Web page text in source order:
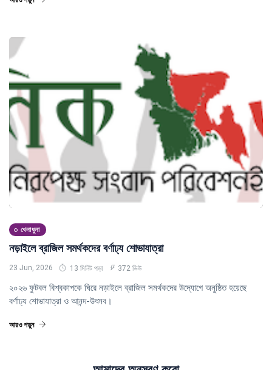
খেলাধুলা
নড়াইলে ব্রাজিল সমর্থকদের বর্ণাঢ্য শোভাযাত্রা
23 Jun, 2026 13 মিনিট পড়া 372 ভিউ
২০২৬ ফুটবল বিশ্বকাপকে ঘিরে নড়াইলে ব্রাজিল সমর্থকদের উদ্যোগে অনুষ্ঠিত হয়েছে
বর্ণাঢ্য শোভাযাত্রা ও আনন্দ-উৎসব।
আরও পড়ুন